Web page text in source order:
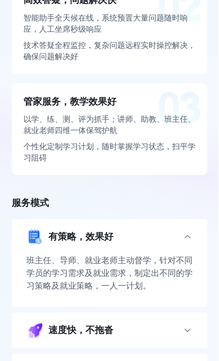
智能助手全天候在线，系统预置大量问题随时响
应，人工坐席秒级响应
技术答疑全程监控，复杂问题远程实时操控解决，
确保问题解决好
管家服务，教学效果好
以学、练、测、评为抓手；讲师、助教、班主任、
就业老师四维一体保驾护航
个性化定制学习计划，随时掌握学习状态，扫平学
习阻碍
服务模式
有策略，效果好
班主任、导师、就业老师主动督学，针对不同
学员的学习需求及就业需求，制定出不同的学
习策略及就业策略，一人一计划。
速度快，不拖沓